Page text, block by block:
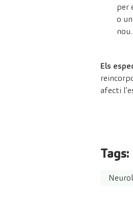
per
o
Els
afecti
Tags: